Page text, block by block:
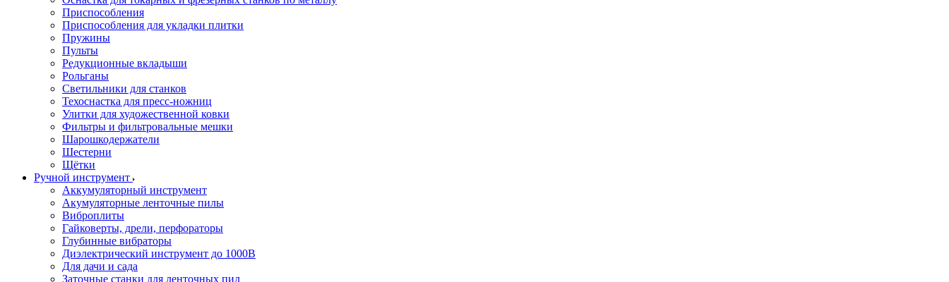
Приспособления
Приспособления для укладки плитки
Пружины
Пульты
Редукционные вкладыши
Рольганы
Светильники для станков
Техоснастка для пресс-ножниц
Улитки для художественной ковки
Фильтры и фильтровальные мешки
Шарошкодержатели
Шестерни
Щётки
Ручной инструмент
Аккумуляторный инструмент
Акумуляторные ленточные пилы
Виброплиты
Гайковерты, дрели, перфораторы
Глубинные вибраторы
Диэлектрический инструмент до 1000В
Для дачи и сада
Заточные станки для ленточных пил